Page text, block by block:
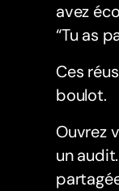
avez
“Tu as
Ces
boulot.
Ouvrez
un